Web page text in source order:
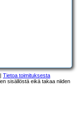
Tietoa toimituksesta
sisällöstä eikä takaa niiden